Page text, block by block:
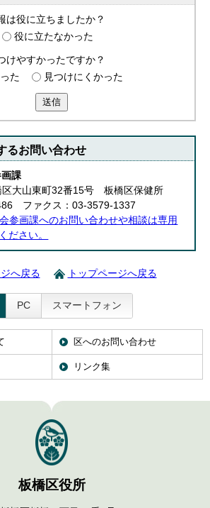
は役に立ちましたか？
役に立たなかった
けやすかったですか？
た
見つけにくかった
送信
るお問い合わせ
課
大山東町32番15号 板橋区保健所
ファクス：03-3579-1337
参画課へのお問い合わせや相談は専用
ださい。
へ戻る トップページへ戻る
PC スマートフォン
区へのお問い合わせ
リンク集
板橋区役所